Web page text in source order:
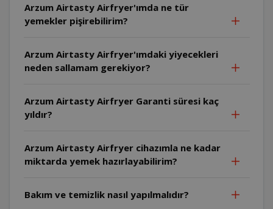
Arzum Airtasty Airfryer'ımda ne tür
yemekler pişirebilirim?
Arzum Airtasty Airfryer'ımdaki yiyecekleri
neden sallamam gerekiyor?
Arzum Airtasty Airfryer Garanti süresi kaç
yıldır?
Arzum Airtasty Airfryer cihazımla ne kadar
miktarda yemek hazırlayabilirim?
Bakım ve temizlik nasıl yapılmalıdır?